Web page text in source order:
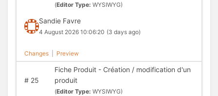
(Editor Type: WYSIWYG)
Sandie Favre
4 August 2026 10:06:20 (3 days ago)
Changes Preview
#25
Fiche Produit - Création / modification d'un
produit
(Editor Type: WYSIWYG)